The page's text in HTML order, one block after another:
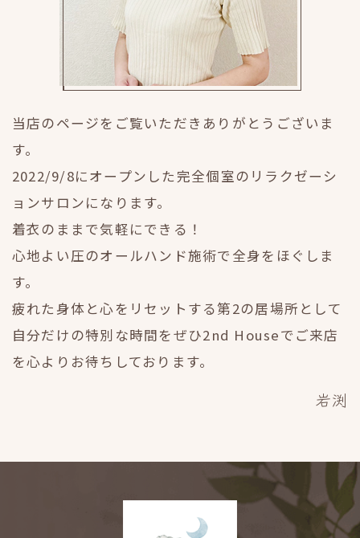
当店のページをご覧いただきありがとうございま
す。
2022/9/8にオープンした完全個室のリラクゼーシ
ョンサロンになります。
着衣のままで気軽にできる！
心地よい圧のオールハンド施術で全身をほぐしま
す。
疲れた身体と心をリセットする第2の居場所として
自分だけの特別な時間をぜひ2nd Houseでご来店
を心よりお待ちしております。
岩渕